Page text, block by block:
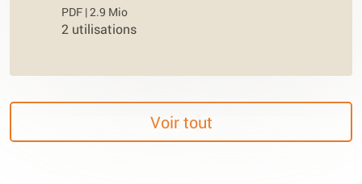
PDF | 2.9 Mio
2 utilisations
Voir tout